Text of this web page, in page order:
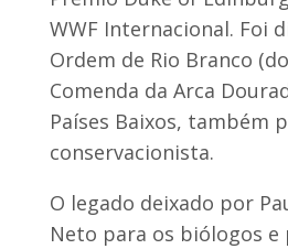
WWF Internacional. Foi
Ordem de Rio Branco
Comenda da Arca
Países Baixos, também
conservacionista.
O legado deixado por
Neto para os biólogos e